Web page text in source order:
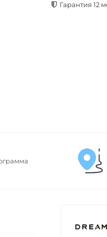
Гарантия 12